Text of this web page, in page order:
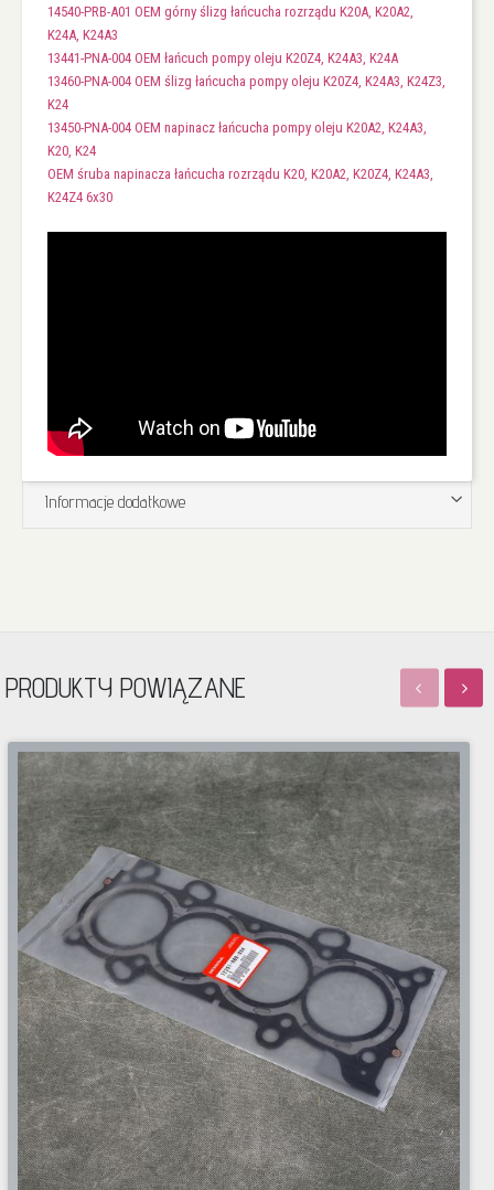
14540-PRB-A01 OEM górny ślizg łańcucha rozrządu K20A, K20A2,
K24A, K24A3
13441-PNA-004 OEM łańcuch pompy oleju K20Z4, K24A3, K24A
13460-PNA-004 OEM ślizg łańcucha pompy oleju K20Z4, K24A3, K24Z3,
K24
13450-PNA-004 OEM napinacz łańcucha pompy oleju K20A2, K24A3,
K20, K24
OEM śruba napinacza łańcucha rozrządu K20, K20A2, K20Z4, K24A3,
K24Z4 6x30
Informacje dodatkowe
PRODUKTY POWIĄZANE